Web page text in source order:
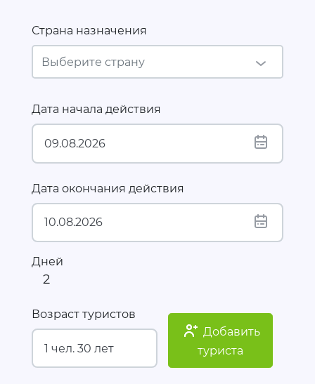
Страна назначения
Дата начала действия
Дата окончания действия
Дней
2
Возраст туристов
Добавить
туриста